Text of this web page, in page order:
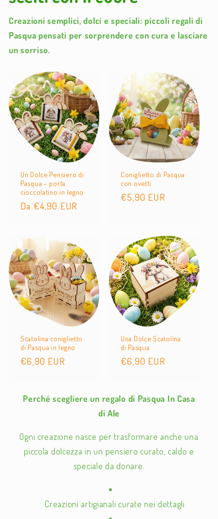
Creazioni semplici, dolci e speciali: piccoli regali di
Pasqua pensati per sorprendere con cura e lasciare
un sorriso.
Un Dolce Pensiero di
Pasqua – porta
cioccolatino in legno
Prezzo
Da €4,90 EUR
Coniglietto di Pasqua
con ovetti
Prezzo
€5,90 EUR
Scatolina coniglietto
di Pasqua in legno
Prezzo
€6,90 EUR
Una Dolce Scatolina
di Pasqua
Prezzo
€6,90 EUR
Perché scegliere un regalo di Pasqua In Casa
di Ale
Ogni creazione nasce per trasformare anche una
piccola dolcezza in un pensiero curato, caldo e
speciale da donare.
Creazioni artigianali curate nei dettagli